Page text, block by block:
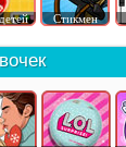
Стикмен